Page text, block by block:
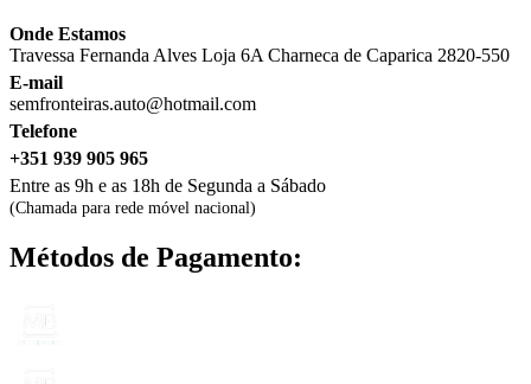
Onde Estamos
Travessa Fernanda Alves Loja 6A Charneca de Caparica 2820-550
E-mail
semfronteiras.auto@hotmail.com
Telefone
+351 939 905 965
Entre as 9h e as 18h de Segunda a Sábado
(Chamada para rede móvel nacional)
Métodos de Pagamento: